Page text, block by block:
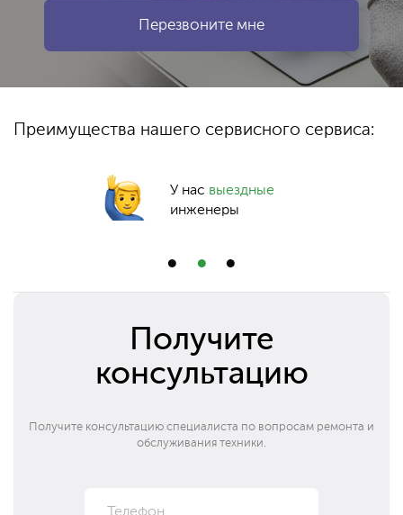
Преимущества нашего сервисного сервиса:
У нас выездные
инженеры
Получите
консультацию
Получите консультацию специалиста по вопросам ремонта и
обслуживания техники.